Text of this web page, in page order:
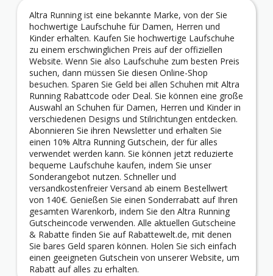
Altra Running ist eine bekannte Marke, von der Sie
hochwertige Laufschuhe für Damen, Herren und
Kinder erhalten. Kaufen Sie hochwertige Laufschuhe
zu einem erschwinglichen Preis auf der offiziellen
Website. Wenn Sie also Laufschuhe zum besten Preis
suchen, dann müssen Sie diesen Online-Shop
besuchen. Sparen Sie Geld bei allen Schuhen mit Altra
Running Rabattcode oder Deal. Sie können eine große
Auswahl an Schuhen für Damen, Herren und Kinder in
verschiedenen Designs und Stilrichtungen entdecken.
Abonnieren Sie ihren Newsletter und erhalten Sie
einen 10% Altra Running Gutschein, der für alles
verwendet werden kann. Sie können jetzt reduzierte
bequeme Laufschuhe kaufen, indem Sie unser
Sonderangebot nutzen. Schneller und
versandkostenfreier Versand ab einem Bestellwert
von 140€. Genießen Sie einen Sonderrabatt auf Ihren
gesamten Warenkorb, indem Sie den Altra Running
Gutscheincode verwenden. Alle aktuellen Gutscheine
& Rabatte finden Sie auf Rabattewelt.de, mit denen
Sie bares Geld sparen können. Holen Sie sich einfach
einen geeigneten Gutschein von unserer Website, um
Rabatt auf alles zu erhalten.